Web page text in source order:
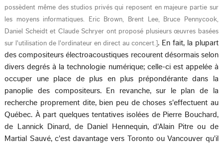
possèdent même des studios privés qui reposent en majeure partie sur
les moyens informatiques. Eric Brown, Brent Lee, Bruce Pennycook,
Daniel Scheidt et Claude Schryer ont proposé plusieurs œuvres basées
sur l'utilisation de l'ordinateur en direct au concert. . En fait, la plupart
des compositeurs électroacoustiques recourent désormais selon
divers degrés à la technologie numérique; celle-ci est appelée à
occuper une place de plus en plus prépondérante dans la
panoplie des compositeurs. En revanche, sur le plan de la
recherche proprement dite, bien peu de choses s'effectuent au
Québec. À part quelques tentatives isolées de Pierre Bouchard,
de Lannick Dinard, de Daniel Hennequin, d'Alain Pitre ou de
Martial Sauvé, c'est davantage vers Toronto ou Vancouver qu'il